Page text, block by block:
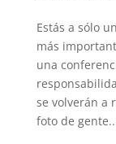
Estás a sólo
más
una
se volverán a
foto de